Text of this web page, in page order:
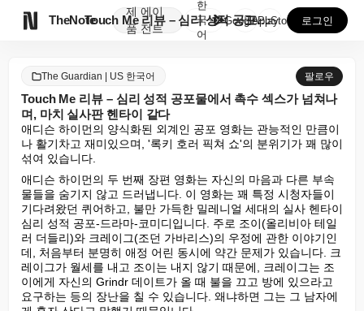
TheNote
제
품
에이
전트
Touch Me 리뷰 – 심리 성적 공포물에서 촉수 섹...
한
국
어
GooglePlay
AppStore 로그인
The Guardian | US 한국어 팔로우
Touch Me 리뷰 – 심리 성적 공포물에서 촉수 섹스가 넘쳐나
며, 마치 실사판 헨타이 같다
애디슨 하이먼의 양식화된 외계인 공포 영화는 관능적인 만큼이
나 활기차고 재미있으며, '록키 호러 픽쳐 쇼'의 분위기가 꽤 많이
섞여 있습니다.
애디슨 하이먼의 두 번째 장편 영화는 자신의 마음과 다른 부속
물들을 숨기지 않고 드러냅니다. 이 영화는 꽤 특정 시청자들이
기다려왔던 퀴어하고, 불만 가득한 밀레니얼 세대의 실사 헨타이
심리 성적 공포-드라마-코미디입니다. 주로 조이(올리비아 테일
러 더들리)와 크레이그(조던 가바리스)의 우정에 관한 이야기인
데, 처음부터 분명히 애정 어린 동시에 약간 문제가 있습니다. 크
레이그가 월세를 내고 조이는 내지 않기 때문에, 크레이그는 조
이에게 자신의 Grindr 데이트가 올 때 불을 끄고 방에 있으라고
요구하는 등의 장난을 칠 수 있습니다. 왜냐하면 그는 그 남자에